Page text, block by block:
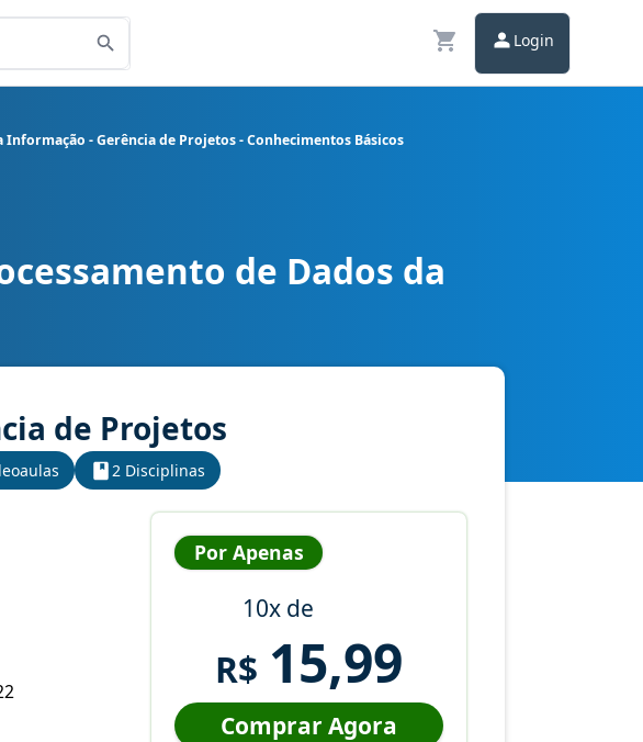
Login
Informação - Gerência de Projetos - Conhecimentos Básicos
Tecnologia da Informação - Gerência de Projetos - Conhecimentos Básicos
de Dados da
de Projetos
2 Disciplinas
Por Apenas
10x de
R$ 15,99
Comprar Agora